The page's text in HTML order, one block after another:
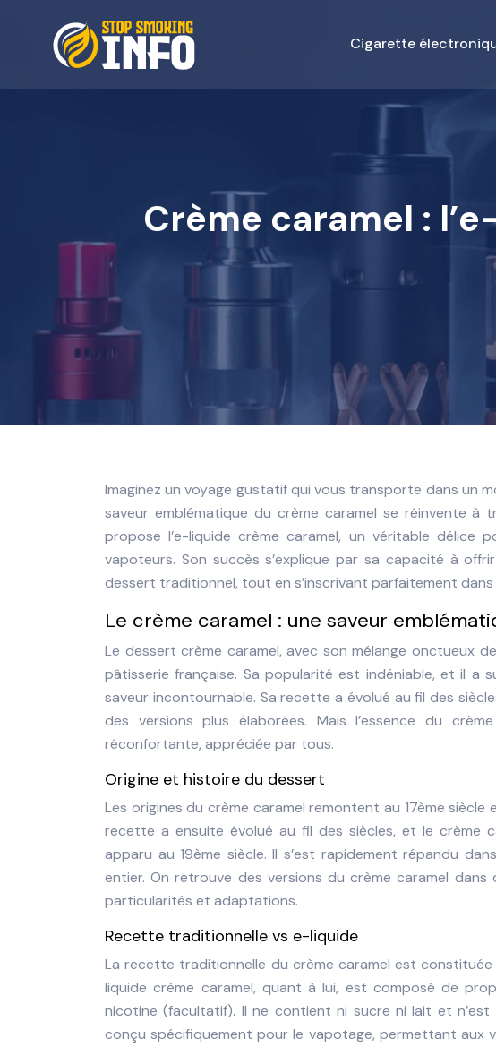
Cigarette
Crème caramel :
Imaginez un voyage gustatif qui vous transporte dans un
saveur emblématique du crème caramel se réinvente à
propose l’e-liquide crème caramel, un véritable délice
vapoteurs. Son succès s’explique par sa capacité à
dessert traditionnel, tout en s’inscrivant parfaitement
Le crème caramel : une saveur
Le dessert crème caramel, avec son mélange onctueux
pâtisserie française. Sa popularité est indéniable, et il a
saveur incontournable. Sa recette a évolué au fil des
des versions plus élaborées. Mais l’essence du
réconfortante, appréciée par tous.
Origine et histoire du dessert
Les origines du crème caramel remontent au 17ème siècle
recette a ensuite évolué au fil des siècles, et le crème
apparu au 19ème siècle. Il s’est rapidement répandu
entier. On retrouve des versions du crème caramel
particularités et adaptations.
Recette traditionnelle vs e-liquide
La recette traditionnelle du crème caramel est
liquide crème caramel, quant à lui, est composé de
nicotine (facultatif). Il ne contient ni sucre ni lait et n’est
conçu spécifiquement pour le vapotage, permettant aux